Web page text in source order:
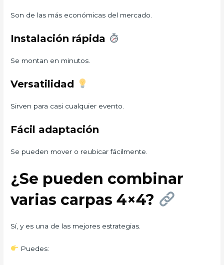
Son de las más económicas del mercado.
Instalación rápida
Se montan en minutos.
Versatilidad
Sirven para casi cualquier evento.
Fácil adaptación
Se pueden mover o reubicar fácilmente.
¿Se pueden combinar
varias carpas 4×4?
Sí, y es una de las mejores estrategias.
Puedes: